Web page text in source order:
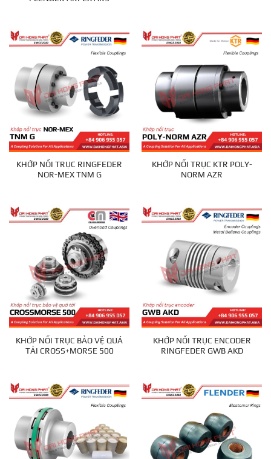
KHỚP NỐI TRỤC RINGFEDER
NOR-MEX TNM G
KHỚP NỐI TRỤC KTR POLY-
NORM AZR
KHỚP NỐI TRỤC BẢO VỆ QUÁ
TẢI CROSS+MORSE 500
KHỚP NỐI TRỤC ENCODER
RINGFEDER GWB AKD